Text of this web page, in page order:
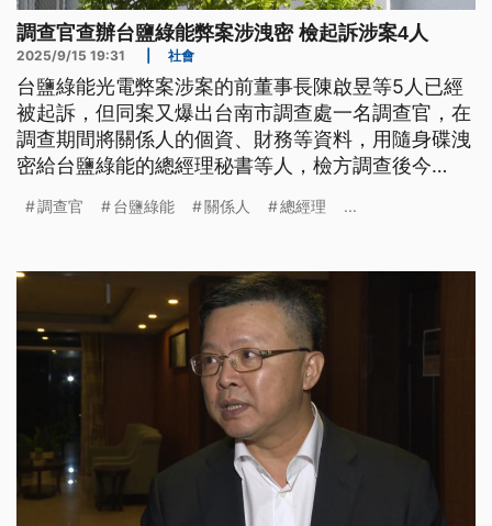
調查官查辦台鹽綠能弊案涉洩密 檢起訴涉案4人
2025/9/15 19:31 社會
台鹽綠能光電弊案涉案的前董事長陳啟昱等5人已經
被起訴，但同案又爆出台南市調查處一名調查官，在
調查期間將關係人的個資、財務等資料，用隨身碟洩
密給台鹽綠能的總經理秘書等人，檢方調查後今
防以外秘密等罪嫌，起訴包含調查官等涉案4人。
調查官 台鹽綠能 關係人 總經理 ...